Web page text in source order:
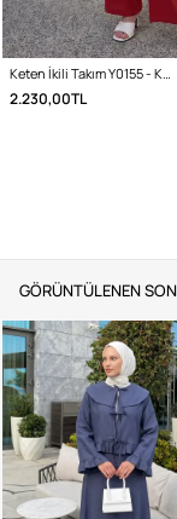
GÖRÜNTÜLENEN
2.230,00TL